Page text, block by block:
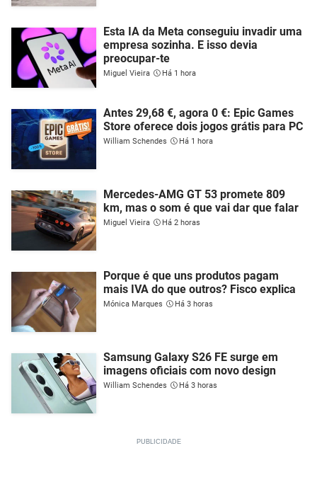
Esta IA da Meta conseguiu invadir uma
empresa sozinha. E isso devia
preocupar-te
Miguel Vieira Há 1 hora
Antes 29,68 €, agora 0 €: Epic Games
Store oferece dois jogos grátis para PC
William Schendes Há 1 hora
Mercedes-AMG GT 53 promete 809
km, mas o som é que vai dar que falar
Miguel Vieira Há 2 horas
Porque é que uns produtos pagam
mais IVA do que outros? Fisco explica
Mónica Marques Há 3 horas
Samsung Galaxy S26 FE surge em
imagens oficiais com novo design
William Schendes Há 3 horas